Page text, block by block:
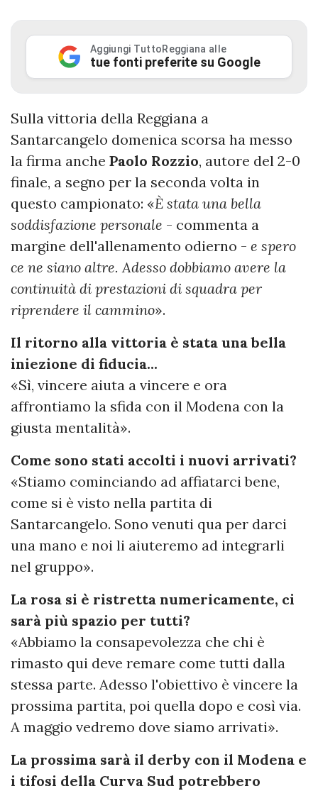
Aggiungi TuttoReggiana alle
tue fonti preferite su Google
Sulla vittoria della Reggiana a
Santarcangelo domenica scorsa ha messo
la firma anche Paolo Rozzio, autore del 2-0
finale, a segno per la seconda volta in
questo campionato: «È stata una bella
soddisfazione personale - commenta a
margine dell'allenamento odierno - e spero
ce ne siano altre. Adesso dobbiamo avere la
continuità di prestazioni di squadra per
riprendere il cammino».
Il ritorno alla vittoria è stata una bella
iniezione di fiducia...
«Sì, vincere aiuta a vincere e ora
affrontiamo la sfida con il Modena con la
giusta mentalità».
Come sono stati accolti i nuovi arrivati?
«Stiamo cominciando ad affiatarci bene,
come si è visto nella partita di
Santarcangelo. Sono venuti qua per darci
una mano e noi li aiuteremo ad integrarli
nel gruppo».
La rosa si è ristretta numericamente, ci
sarà più spazio per tutti?
«Abbiamo la consapevolezza che chi è
rimasto qui deve remare come tutti dalla
stessa parte. Adesso l'obiettivo è vincere la
prossima partita, poi quella dopo e così via.
A maggio vedremo dove siamo arrivati».
La prossima sarà il derby con il Modena e
i tifosi della Curva Sud potrebbero